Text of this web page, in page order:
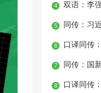
4
5
6
7
8